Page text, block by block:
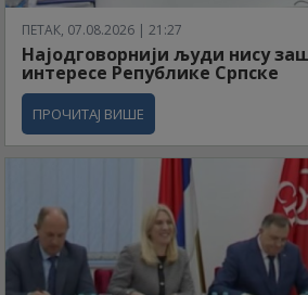
ПЕТАК, 07.08.2026 | 21:27
Најодговорнији људи нису
интересе Републике Српске
ПРОЧИТАЈ ВИШЕ